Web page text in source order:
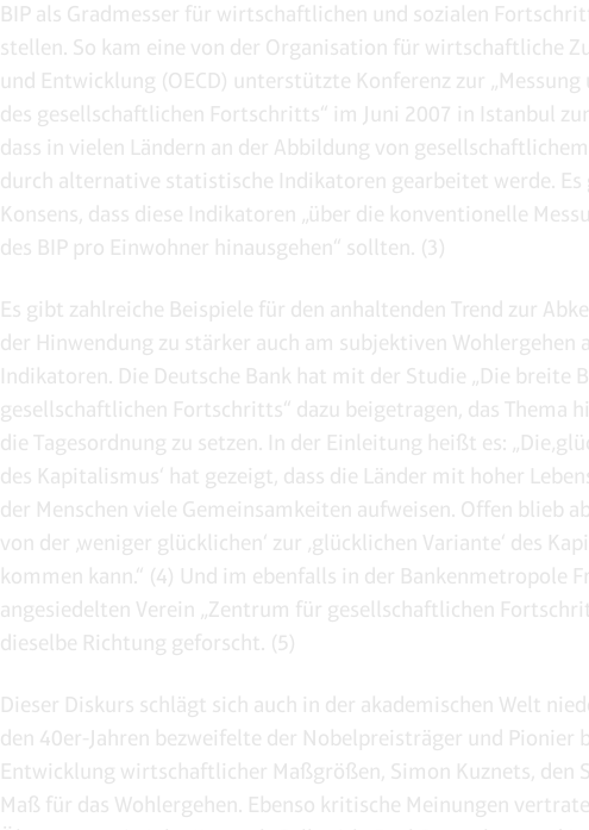
BIP als Gradmesser für wirtschaftlichen und sozialen
stellen. So kam eine von der Organisation für wirtschaftliche
und Entwicklung (OECD) unterstützte Konferenz zur „Messung
des gesellschaftlichen Fortschritts“ im Juni 2007 in Istanbul
dass in vielen Ländern an der Abbildung von
durch alternative statistische Indikatoren gearbeitet werde. Es
Konsens, dass diese Indikatoren „über die konventionelle
des BIP pro Einwohner hinausgehen“ sollten. (3)
Es gibt zahlreiche Beispiele für den anhaltenden Trend zur
der Hinwendung zu stärker auch am subjektiven Wohlergehen
Indikatoren. Die Deutsche Bank hat mit der Studie „Die breite
gesellschaftlichen Fortschritts“ dazu beigetragen, das Thema
die Tagesordnung zu setzen. In der Einleitung heißt es:
des Kapitalismus‘ hat gezeigt, dass die Länder mit hoher
der Menschen viele Gemeinsamkeiten aufweisen. Offen blieb
von der ‚weniger glücklichen‘ zur ‚glücklichen Variante‘ des
kommen kann.“ (4) Und im ebenfalls in der Bankenmetropole
angesiedelten Verein „Zentrum für gesellschaftlichen
dieselbe Richtung geforscht. (5)
Dieser Diskurs schlägt sich auch in der akademischen Welt
den 40er-Jahren bezweifelte der Nobelpreisträger und Pionier
Entwicklung wirtschaftlicher Maßgrößen, Simon Kuznets, den
Maß für das Wohlergehen. Ebenso kritische Meinungen